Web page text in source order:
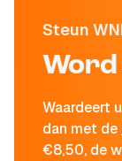
Steun
Word
Waardeert
dan met
€8,50, de